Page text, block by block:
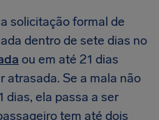
solicitação formal de
dentro de sete dias no
ou em até 21 dias
atrasada. Se a mala não
dias, ela passa a ser
tem até dois